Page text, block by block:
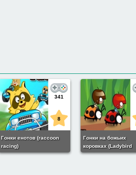
341
8
Гонки енотов (raccoon
racing)
Гонки на божьих
коровках (Ladybird
Racing)